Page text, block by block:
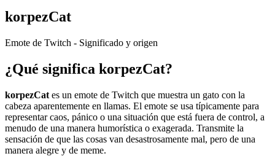
korpezCat
Emote de Twitch - Significado y origen
¿Qué significa korpezCat?
korpezCat es un emote de Twitch que muestra un gato con la
cabeza aparentemente en llamas. El emote se usa típicamente para
representar caos, pánico o una situación que está fuera de control, a
menudo de una manera humorística o exagerada. Transmite la
sensación de que las cosas van desastrosamente mal, pero de una
manera alegre y de meme.